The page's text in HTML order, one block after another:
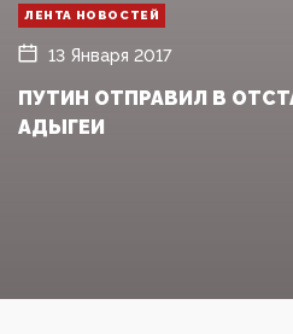
ЛЕНТА НОВОСТЕЙ
13 Января 2017
ПУТИН ОТПРАВИЛ В
АДЫГЕИ